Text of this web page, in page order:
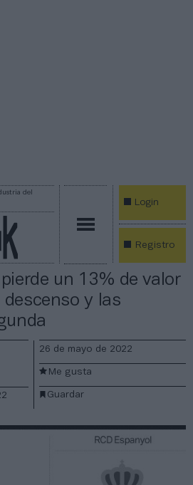
del
Login
Registro
un 13% de valor
y las
26 de mayo de 2022
Guardar
Me gusta